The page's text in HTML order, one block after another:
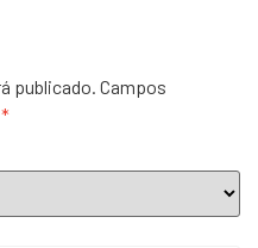
publicado. Campos
*